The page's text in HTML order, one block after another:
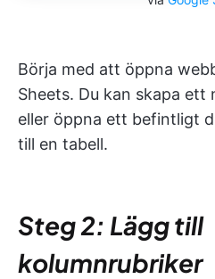
Börja med att öppna
Sheets. Du kan skapa
eller öppna ett befintligt
till en tabell.
Steg 2: Lägg till
kolumnrubriker